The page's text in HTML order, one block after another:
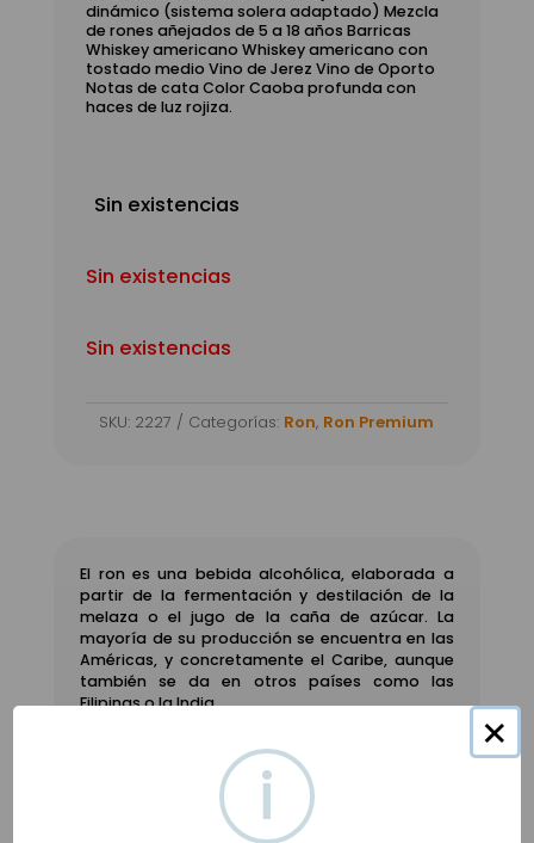
dinámico (sistema solera adaptado) Mezcla
de rones añejados de 5 a 18 años Barricas
Whiskey americano Whiskey americano con
tostado medio Vino de Jerez Vino de Oporto
Notas de cata Color Caoba profunda con
haces de luz rojiza.
Sin existencias
Sin existencias
Sin existencias
SKU: 2227 Categorías: Ron, Ron Premium
El ron es una bebida alcohólica, elaborada a
partir de la fermentación y destilación de la
melaza o el jugo de la caña de azúcar. La
mayoría de su producción se encuentra en las
Américas, y concretamente el Caribe, aunque
también se da en otros países como las
Filipinas o la India.​
somos la tienda Oficial deLicores Junio
×
i